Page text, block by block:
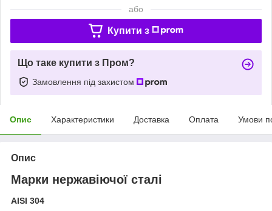
або
Купити з
Що таке купити з Пром?
Замовлення під захистом
Опис Характеристики Доставка Оплата Умови
Опис
Марки нержавіючої сталі
AISI 304